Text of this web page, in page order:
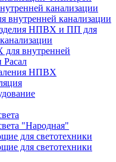
канализации
внутренней канализации
НПВХ и ПП для
внутренней
Расал
НПВХ
"Народная"
для светотехники
для светотехники